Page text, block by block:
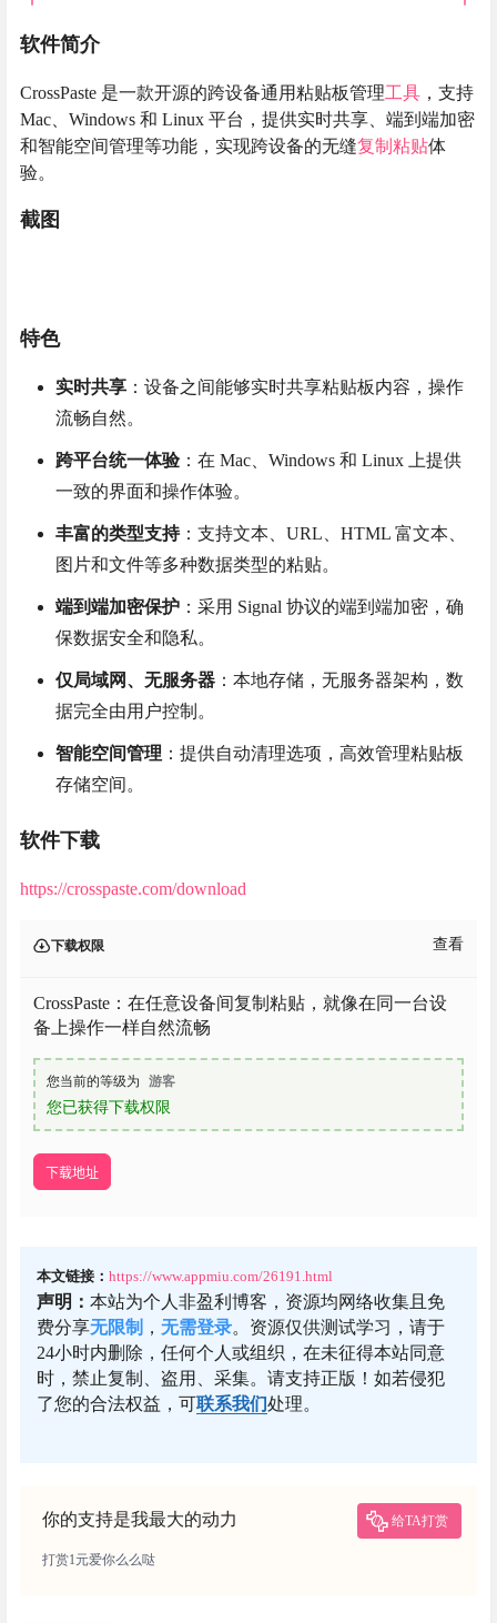
软件简介
CrossPaste 是一款开源的跨设备通用粘贴板管理工具 ，支持
Mac、Windows 和 Linux 平台，提供实时共享、端到端加密
和智能空间管理等功能，实现跨设备的无缝复制粘贴体
验。
截图
特色
实时共享 ：设备之间能够实时共享粘贴板内容，操作
流畅自然。
跨平台统一体验：在 Mac、Windows 和 Linux 上提供
一致的界面和操作体验。
丰富的类型支持：支持文本、URL、HTML 富文本、
图片和文件等多种数据类型的粘贴。
端到端加密保护 ：采用 Signal 协议的端到端加密，确
保数据安全和隐私。
仅局域网、无服务器 ：本地存储，无服务器架构，数
据完全由用户控制。
智能空间管理 ：提供自动清理选项，高效管理粘贴板
存储空间。
软件下载
https://crosspaste.com/download
下载权限 查看
CrossPaste：在任意设备间复制粘贴，就像在同一台设
备上操作一样自然流畅
您当前的等级为 游客
您已获得下载权限
下载地址
本文链接： https://www.appmiu.com/26191.html
声明： 本站为个人非盈利博客，资源均网络收集且免
费分享无限制 ， 无需登录。资源仅供测试学习，请于
24小时内删除，任何个人或组织，在未征得本站同意
时，禁止复制、盗用、采集。请支持正版！如若侵犯
了您的合法权益，可联系我们处理。
你的支持是我最大的动力 给TA打赏
打赏1元爱你么么哒